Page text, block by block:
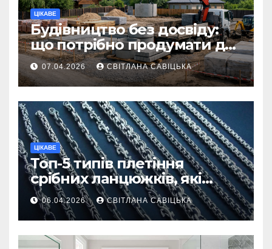
ЦІКАВЕ
Будівництво без досвіду:
що потрібно продумати до
першої доставки на
ділянку
07.04.2026 СВІТЛАНА САВІЦЬКА
ЦІКАВЕ
Топ-5 типів плетіння
срібних ланцюжків, які
вважаються
найнадійнішими
06.04.2026 СВІТЛАНА САВІЦЬКА